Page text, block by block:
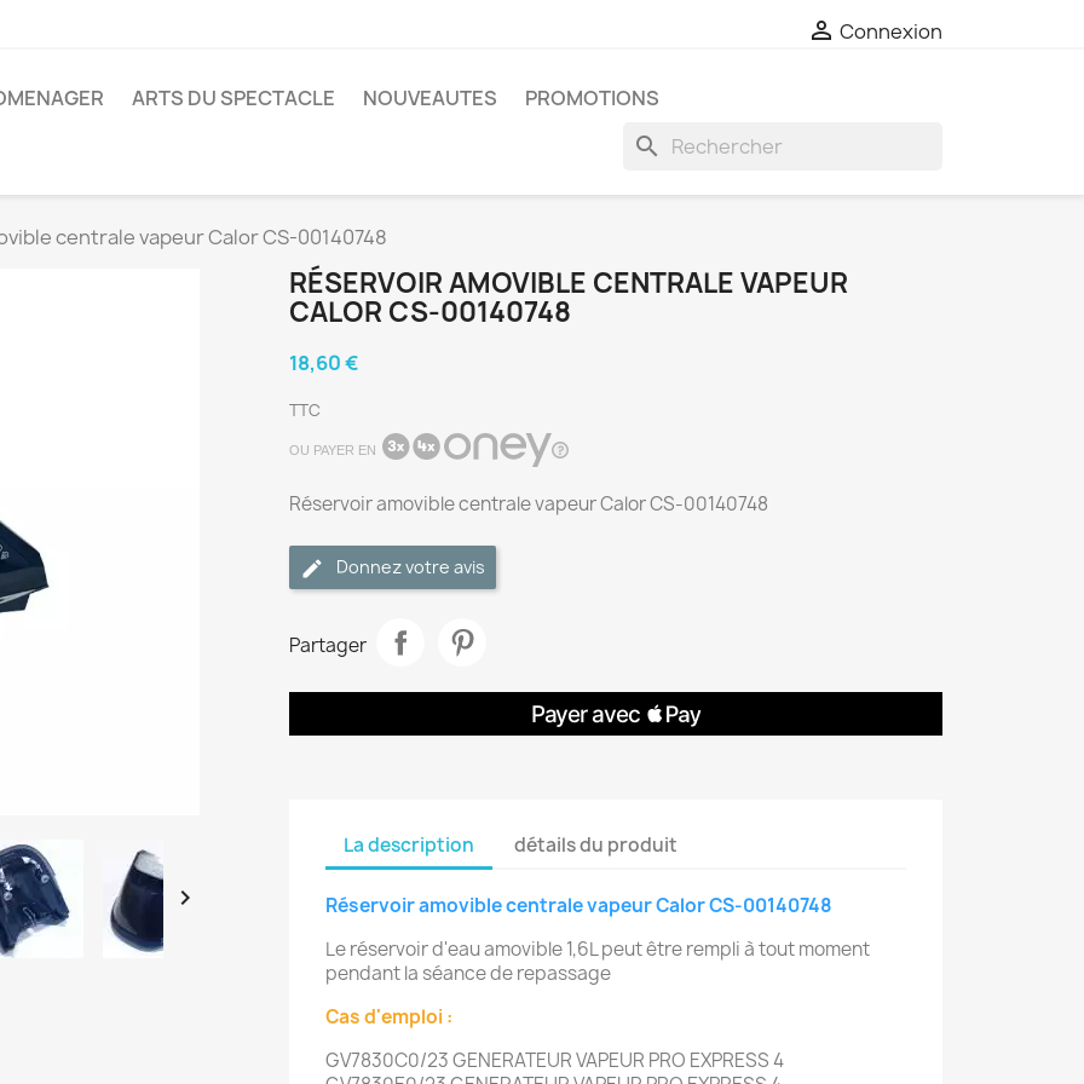
 Connexion
ARTS DU SPECTACLE NOUVEAUTES PROMOTIONS
search
centrale vapeur Calor CS-00140748

RÉSERVOIR AMOVIBLE CENTRALE VAPEUR
CALOR CS-00140748
18,60 €
TTC
OU PAYER EN
Réservoir amovible centrale vapeur Calor CS-00140748
Donnez votre avis
Partager
La description détails du produit
Réservoir amovible centrale vapeur Calor CS-00140748
Le réservoir d'eau amovible 1,6L peut être rempli à tout moment
pendant la séance de repassage
Cas d'emploi :
GV7830C0/23 GENERATEUR VAPEUR PRO EXPRESS 4